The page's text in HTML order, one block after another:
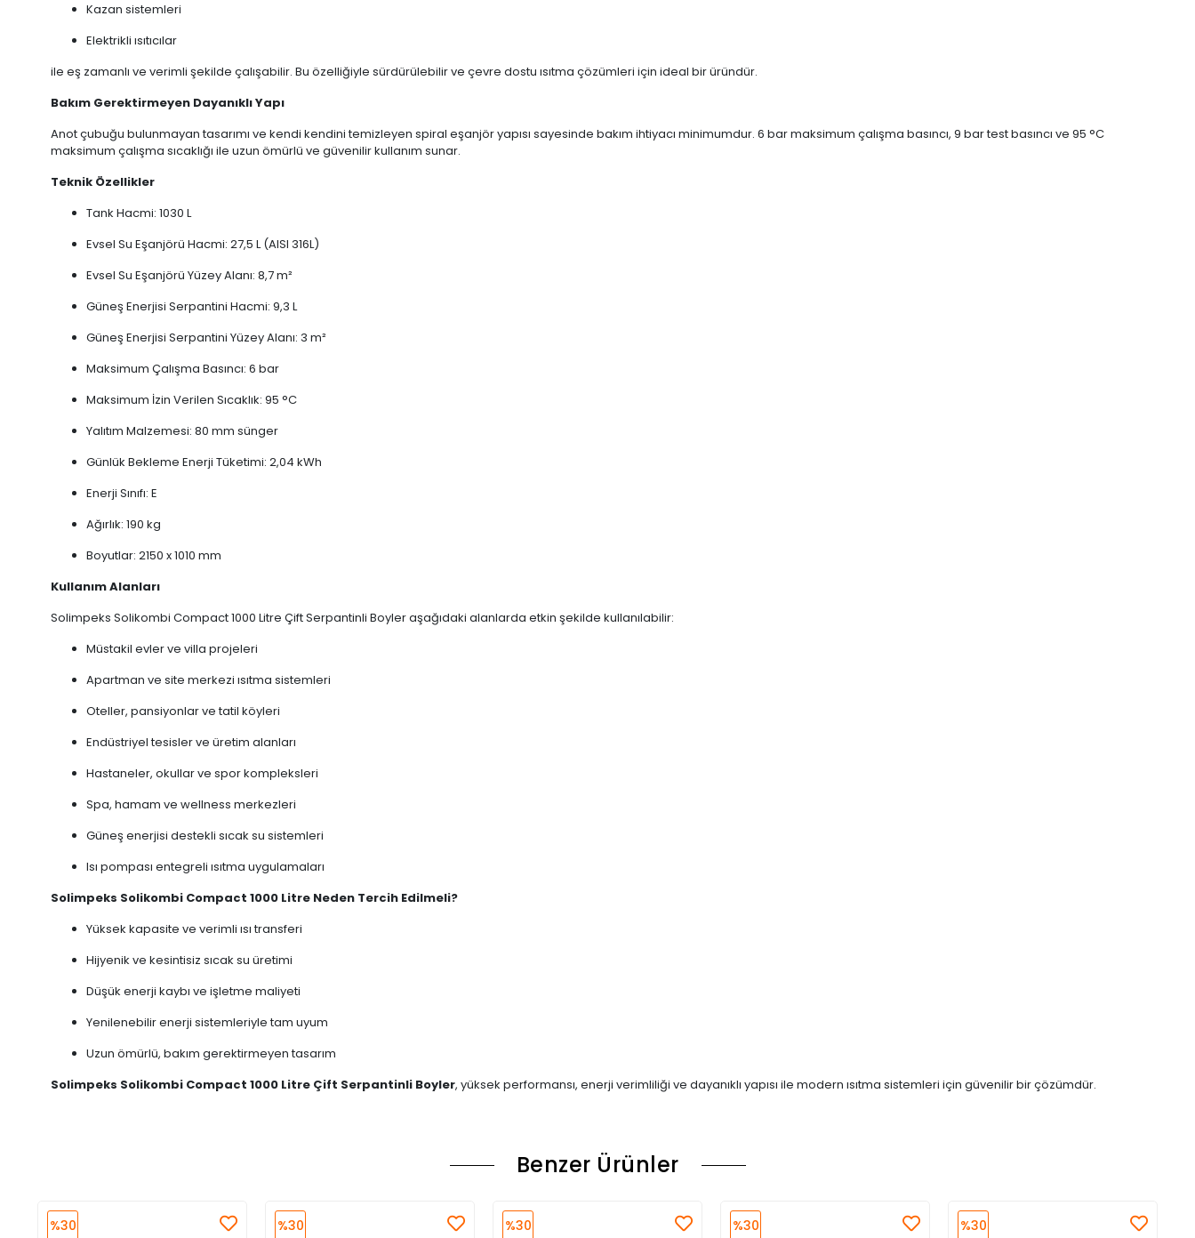
Kazan sistemleri
Elektrikli ısıtıcılar
ile eş zamanlı ve verimli şekilde çalışabilir. Bu özelliğiyle sürdürülebilir ve çevre dostu ısıtma çözümleri için ideal bir üründür.
Bakım Gerektirmeyen Dayanıklı Yapı
Anot çubuğu bulunmayan tasarımı ve kendi kendini temizleyen spiral eşanjör yapısı sayesinde bakım ihtiyacı minimumdur. 6 bar maksimum çalışma basıncı, 9 bar test basıncı ve 95 °C
maksimum çalışma sıcaklığı ile uzun ömürlü ve güvenilir kullanım sunar.
Teknik Özellikler
Tank Hacmi: 1030 L
Evsel Su Eşanjörü Hacmi: 27,5 L (AISI 316L)
Evsel Su Eşanjörü Yüzey Alanı: 8,7 m²
Güneş Enerjisi Serpantini Hacmi: 9,3 L
Güneş Enerjisi Serpantini Yüzey Alanı: 3 m²
Maksimum Çalışma Basıncı: 6 bar
Maksimum İzin Verilen Sıcaklık: 95 °C
Yalıtım Malzemesi: 80 mm sünger
Günlük Bekleme Enerji Tüketimi: 2,04 kWh
Enerji Sınıfı: E
Ağırlık: 190 kg
Boyutlar: 2150 x 1010 mm
Kullanım Alanları
Solimpeks Solikombi Compact 1000 Litre Çift Serpantinli Boyler aşağıdaki alanlarda etkin şekilde kullanılabilir:
Müstakil evler ve villa projeleri
Apartman ve site merkezi ısıtma sistemleri
Oteller, pansiyonlar ve tatil köyleri
Endüstriyel tesisler ve üretim alanları
Hastaneler, okullar ve spor kompleksleri
Spa, hamam ve wellness merkezleri
Güneş enerjisi destekli sıcak su sistemleri
Isı pompası entegreli ısıtma uygulamaları
Solimpeks Solikombi Compact 1000 Litre Neden Tercih Edilmeli?
Yüksek kapasite ve verimli ısı transferi
Hijyenik ve kesintisiz sıcak su üretimi
Düşük enerji kaybı ve işletme maliyeti
Yenilenebilir enerji sistemleriyle tam uyum
Uzun ömürlü, bakım gerektirmeyen tasarım
Solimpeks Solikombi Compact 1000 Litre Çift Serpantinli Boyler, yüksek performansı, enerji verimliliği ve dayanıklı yapısı ile modern ısıtma sistemleri için güvenilir bir çözümdür.
Benzer Ürünler
%30 %30 %30 %30 %30